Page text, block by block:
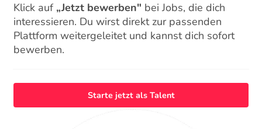
Klick auf „Jetzt bewerben" bei Jobs, die dich
interessieren. Du wirst direkt zur passenden
Plattform weitergeleitet und kannst dich sofort
bewerben.
Starte jetzt als Talent